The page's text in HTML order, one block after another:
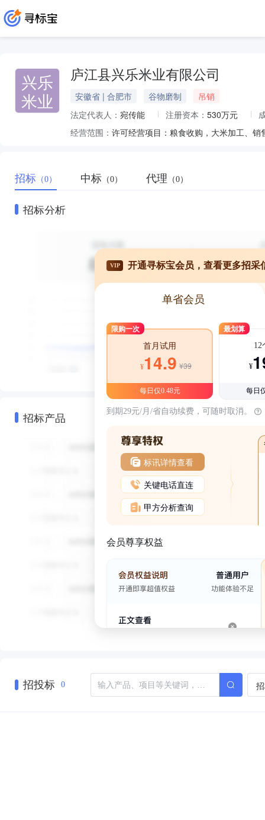
兴乐
米业
庐江县兴乐米业有限公司
安徽省 | 合肥市 谷物磨制
吊销
法定代表人： 宛传能 注册资本： 530万元
经营范围： 许可经营项目：粮食收购，大米加工、
招标 （0） 中标 （0） 代理 （0）
招标分析
招标产品
VIP 开通寻标宝会员，查看更多招采
单省会员
限购一次
首月试用
¥14.9 ¥39
每日仅0.48元
最划算
12
¥
每日
到期29元/月/省自动续费，可随时取消。
标讯详情查看
关键电话直连
甲方分析查询
会员尊享权益
招投标 0